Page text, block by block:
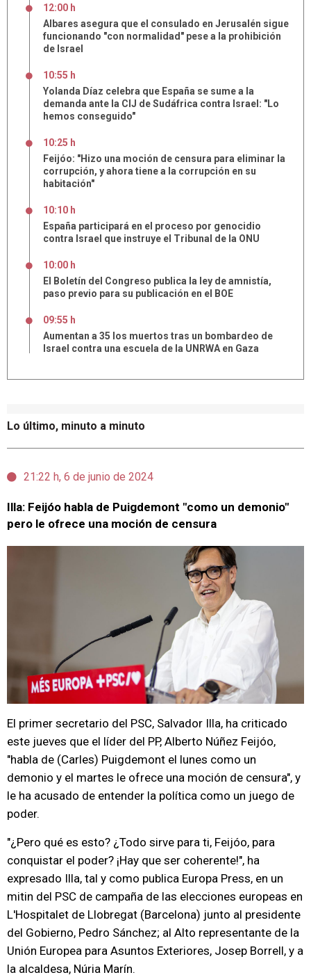
Lo último, minuto a minuto
21:22 h, 6 de junio de 2024
Illa: Feijóo habla de Puigdemont "como un demonio"
pero le ofrece una moción de censura
El primer secretario del PSC, Salvador Illa, ha criticado
este jueves que el líder del PP, Alberto Núñez Feijóo,
"habla de (Carles) Puigdemont el lunes como un
demonio y el martes le ofrece una moción de censura", y
le ha acusado de entender la política como un juego de
poder.
"¿Pero qué es esto? ¿Todo sirve para ti, Feijóo, para
conquistar el poder? ¡Hay que ser coherente!", ha
expresado Illa, tal y como publica Europa Press, en un
mitin del PSC de campaña de las elecciones europeas en
L'Hospitalet de Llobregat (Barcelona) junto al presidente
del Gobierno, Pedro Sánchez; al Alto representante de la
Unión Europea para Asuntos Exteriores, Josep Borrell, y a
la alcaldesa, Núria Marín.
12:00 h
Albares asegura que el consulado en Jerusalén sigue
funcionando "con normalidad" pese a la prohibición
de Israel
10:55 h
Yolanda Díaz celebra que España se sume a la
demanda ante la CIJ de Sudáfrica contra Israel: "Lo
hemos conseguido"
10:25 h
Feijóo: "Hizo una moción de censura para eliminar la
corrupción, y ahora tiene a la corrupción en su
habitación"
10:10 h
España participará en el proceso por genocidio
contra Israel que instruye el Tribunal de la ONU
10:00 h
El Boletín del Congreso publica la ley de amnistía,
paso previo para su publicación en el BOE
09:55 h
Aumentan a 35 los muertos tras un bombardeo de
Israel contra una escuela de la UNRWA en Gaza